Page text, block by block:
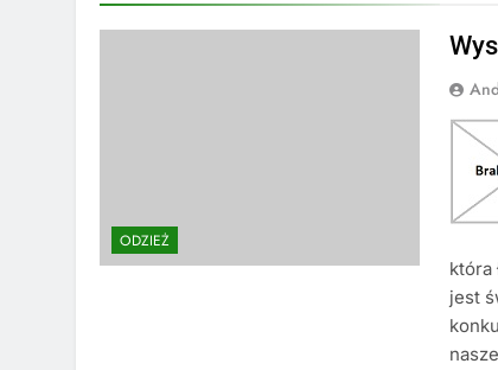
ODZIEŻ
która
jest